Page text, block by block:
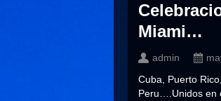
Miami…
admin
Cuba, Puerto
Peru….Unidos en